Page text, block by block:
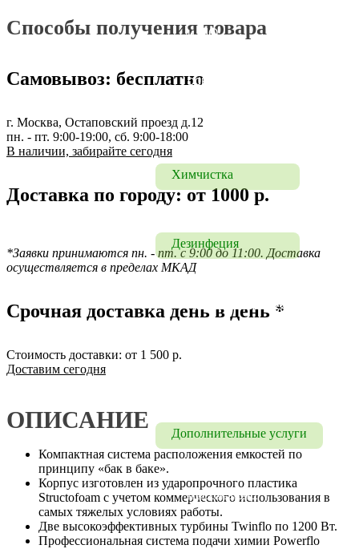
и МО
осветительных приборов
Полировка гранита
Химчистка
Дезинфеция
Дезинфекция
Дезинфекция офисов
Дополнительные услуги
Мытье окон
Способы получения товара
Самовывоз: бесплатно
г. Москва, Остаповский проезд д.12
пн. - пт. 9:00-19:00, сб. 9:00-18:00
В наличии, забирайте сегодня
Доставка по городу: от 1000 р.
*Заявки принимаются пн. - пт. с 9:00 до 11:00. Доставка
осуществляется в пределах МКАД
Срочная доставка день в день *
Стоимость доставки: от 1 500 р.
Доставим сегодня
ОПИСАНИЕ
Компактная система расположения емкостей по
принципу «бак в баке».
Корпус изготовлен из ударопрочного пластика
Structofoam с учетом коммерческого использования в
самых тяжелых условиях работы.
Две высокоэффективных турбины Twinflo по 1200 Вт.
Профессиональная система подачи химии Powerflo